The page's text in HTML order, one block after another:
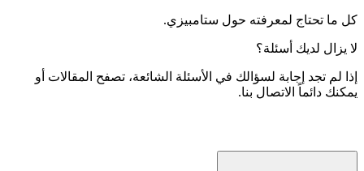
كل ما تحتاج لمعرفته حول ستامبيزي.
لا يزال لديك أسئلة؟
إذا لم تجد إجابة لسؤالك في الأسئلة الشائعة، تصفح المقالات أو
يمكنك دائماً الاتصال بنا.